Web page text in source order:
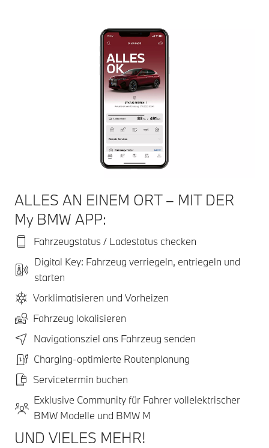
ALLES AN EINEM ORT – MIT DER
My BMW APP:
Fahrzeugstatus / Ladestatus checken
Digital Key: Fahrzeug verriegeln, entriegeln und
starten
Vorklimatisieren und Vorheizen
Fahrzeug lokalisieren
Navigationsziel ans Fahrzeug senden
Charging-optimierte Routenplanung
Servicetermin buchen
Exklusive Community für Fahrer vollelektrischer
BMW Modelle und BMW M
UND VIELES MEHR!